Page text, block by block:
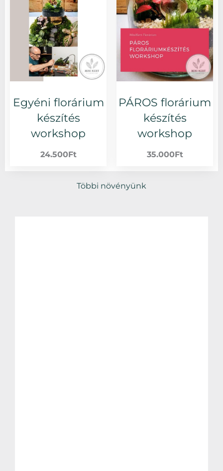
Egyéni florárium
készítés
workshop
24.500Ft
van.
A
változatok
a
termékoldalon
választhatók
ki
PÁROS florárium
készítés
workshop
35.000Ft
van.
A
a
termékoldalon
választhatók
ki
Többi növényünk